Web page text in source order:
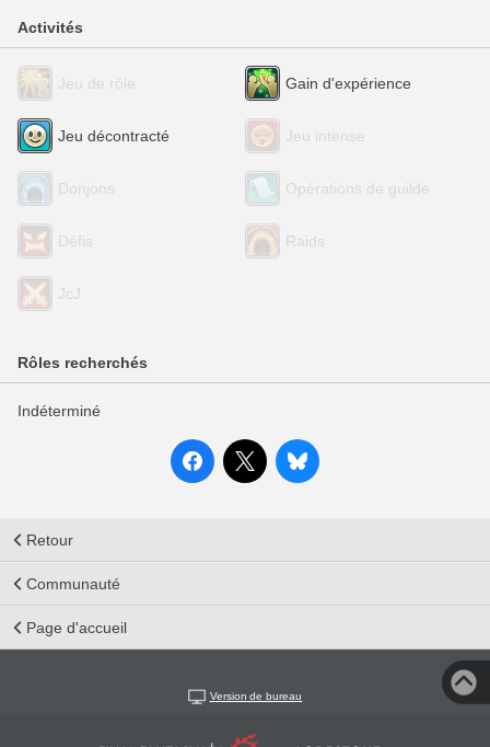
Activités
Jeu de rôle Gain d'expérience
Jeu décontracté Jeu intense
Donjons Opérations de guilde
Défis Raids
JcJ
Rôles recherchés
Indéterminé
Retour
Communauté
Page d'accueil
Version de bureau